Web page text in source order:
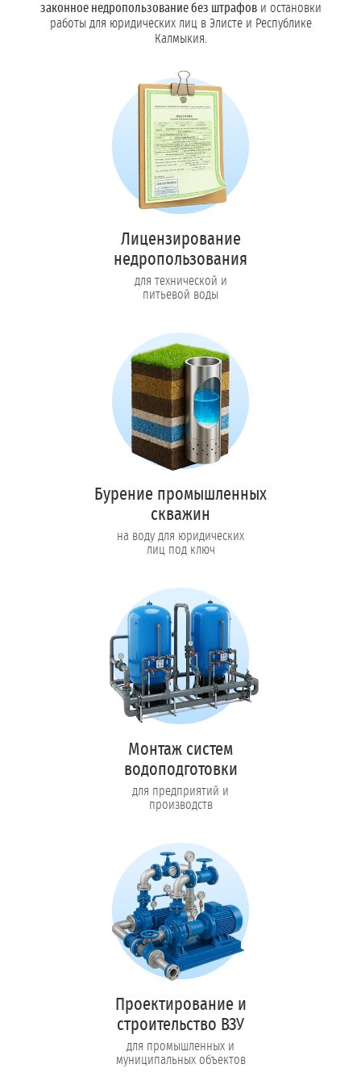
законное недропользование без штрафови остановки
работы для юридических лиц в Элисте и Республике
Калмыкия.
Лицензирование
недропользования
для технической и
питьевой воды
Бурение промышленных
скважин
на воду для юридических
лиц под ключ
Монтаж систем
водоподготовки
для предприятий и
производств
Проектирование и
строительство ВЗУ
для промышленных и
муниципальных объектов